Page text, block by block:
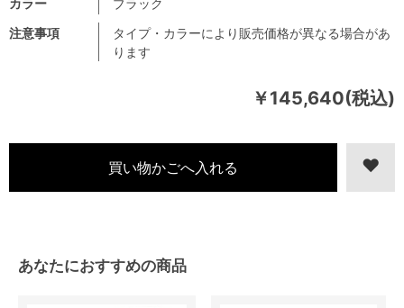
￥145,640(税込)
注意事項
タイプ・カラーにより販売価格が異なる場合があ
ります
あなたにおすすめの商品